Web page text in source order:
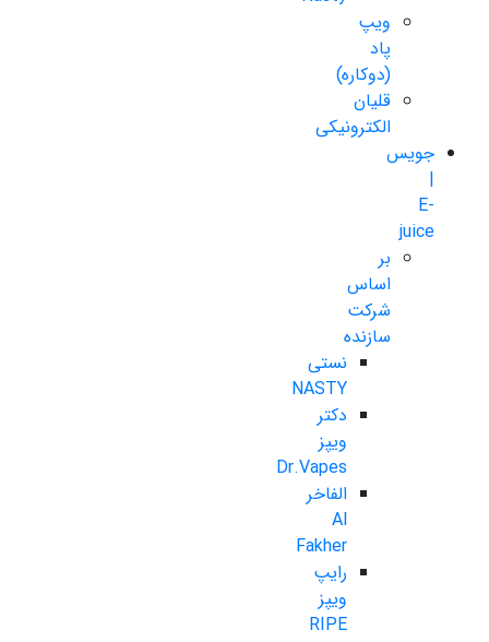
ویپ
پاد
(دوکاره)
قلیان
الکترونیکی
جویس
|
E-
juice
بر
اساس
شرکت
سازنده
نستی
NASTY
دکتر
ویپز
Dr.Vapes
الفاخر
Al
Fakher
رایپ
ویپز
RIPE